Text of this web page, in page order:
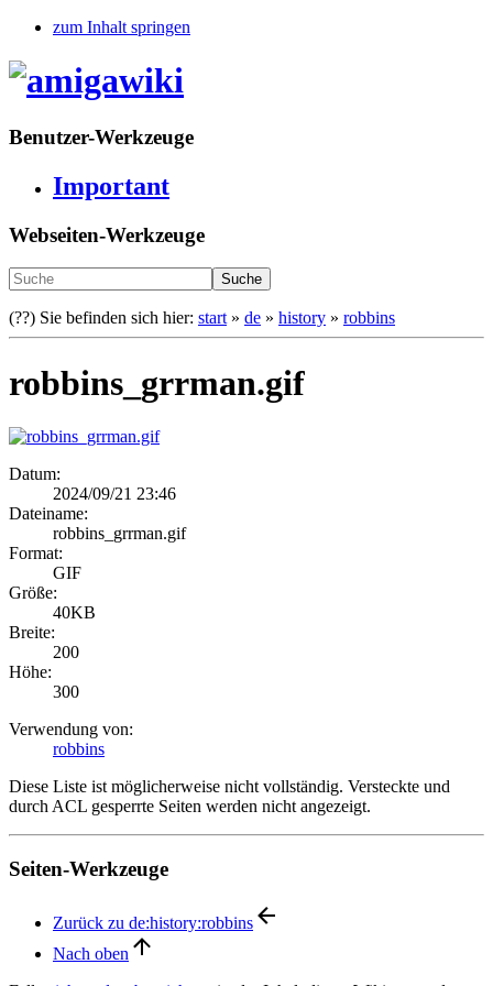
zum Inhalt springen
Benutzer-Werkzeuge
Important
Webseiten-Werkzeuge
Suche
(??) Sie befinden sich hier: start» de » history » robbins
robbins_grrman.gif
Datum:
2024/09/21 23:46
Dateiname:
robbins_grrman.gif
Format:
GIF
Größe:
40KB
Breite:
200
Höhe:
300
Verwendung von:
robbins
Diese Liste ist möglicherweise nicht vollständig. Versteckte und
durch ACL gesperrte Seiten werden nicht angezeigt.
Seiten-Werkzeuge
Zurück zu de:history:robbins
Nach oben